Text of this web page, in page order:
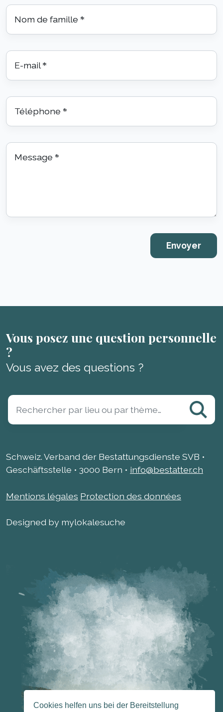
Cookies helfen uns bei der Bereitstellung
Nom de famille *
E-mail *
Téléphone *
Message *
Vous posez une question personnelle
?
Vous avez des questions ?
Schweiz. Verband der Bestattungsdienste SVB •
Geschäftsstelle • 3000 Bern • info@bestatter.ch
Mentions légales Protection des données
Designed by mylokalesuche